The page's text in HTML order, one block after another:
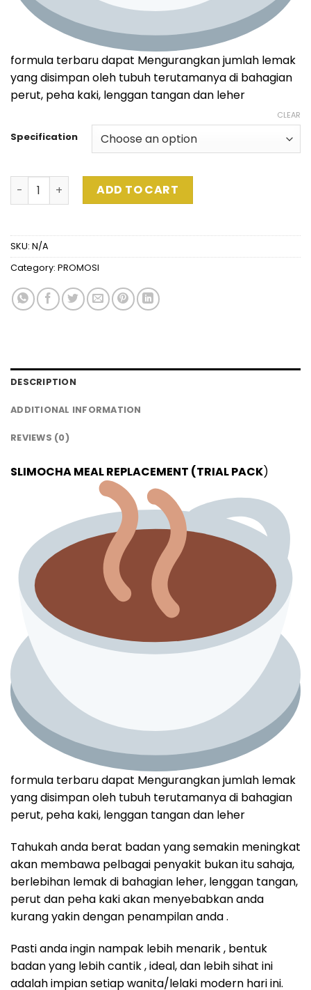
formula terbaru dapat Mengurangkan jumlah lemak
yang disimpan oleh tubuh terutamanya di bahagian
perut, peha kaki, lenggan tangan dan leher
Specification
CLEAR
Slimocha Meal Replacement 4’s (Trial Pack) quantity
ADD TO CART
SKU: N/A
Category: PROMOSI
DESCRIPTION
ADDITIONAL INFORMATION
REVIEWS (0)
SLIMOCHA MEAL REPLACEMENT (TRIAL PACK)
formula terbaru dapat Mengurangkan jumlah lemak
yang disimpan oleh tubuh terutamanya di bahagian
perut, peha kaki, lenggan tangan dan leher
Tahukah anda berat badan yang semakin meningkat
akan membawa pelbagai penyakit bukan itu sahaja,
berlebihan lemak di bahagian leher, lenggan tangan,
perut dan peha kaki akan menyebabkan anda
kurang yakin dengan penampilan anda .
Pasti anda ingin nampak lebih menarik , bentuk
badan yang lebih cantik , ideal, dan lebih sihat ini
adalah impian setiap wanita/lelaki modern hari ini.